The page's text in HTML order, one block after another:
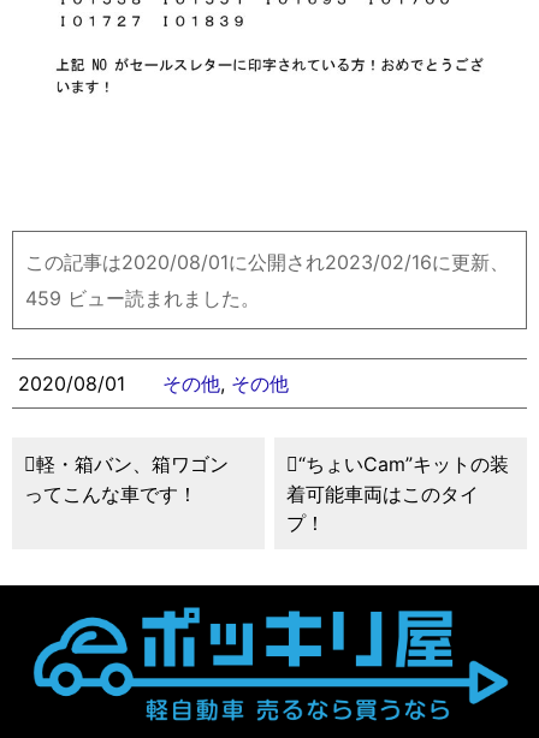
この記事は2020/08/01に公開され2023/02/16に更新、
459 ビュー読まれました。
2020/08/01 その他, その他
軽・箱バン、箱ワゴン
ってこんな車です！
“ちょいCam”キットの装
着可能車両はこのタイ
プ！